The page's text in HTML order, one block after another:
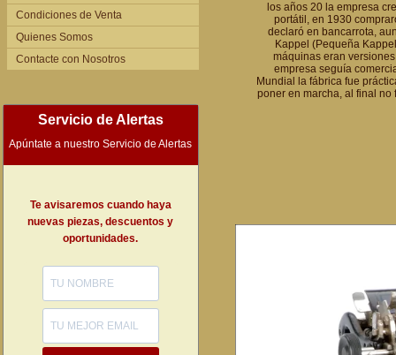
Condiciones de Venta
Quienes Somos
Contacte con Nosotros
Servicio de Alertas
Apúntate a nuestro Servicio de Alertas
Te avisaremos cuando haya
nuevas piezas, descuentos y
oportunidades.
los años 20 la empresa
portátil, en 1930
declaró en bancarrota,
Kappel (Pequeña
máquinas eran
empresa seguía
Mundial la fábrica fue
poner en marcha, al final